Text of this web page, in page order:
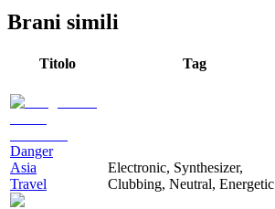
Brani simili
Titolo Tag
Danger
Asia
Travel
Electronic, Synthesizer,
Clubbing, Neutral, Energetic